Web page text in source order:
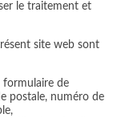
le traitement et
site web sont
de
postale, numéro de